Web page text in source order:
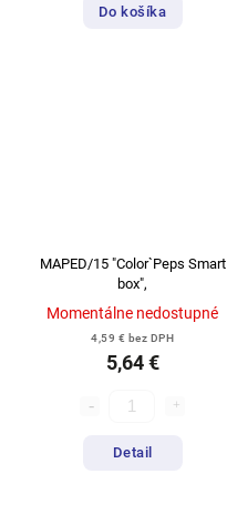
Do košíka
MAPED/15 "Color`Peps Smart
box",
Momentálne nedostupné
4,59 € bez DPH
5,64 €
Detail